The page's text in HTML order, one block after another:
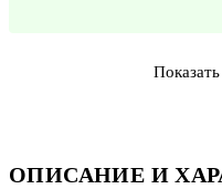
ОПИСАНИЕ И